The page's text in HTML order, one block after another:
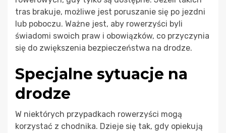
tras brakuje, możliwe jest poruszanie się po jezdni
lub poboczu. Ważne jest, aby rowerzyści byli
świadomi swoich praw i obowiązków, co przyczynia
się do zwiększenia bezpieczeństwa na drodze.
Specjalne sytuacje na
drodze
W niektórych przypadkach rowerzyści mogą
korzystać z chodnika. Dzieje się tak, gdy opiekują